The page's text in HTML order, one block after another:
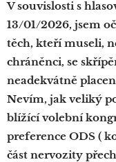
V souvislosti s
13/01/2026, jsem
těch, kteří museli,
chráněnci, se
neadekvátně
Nevím, jak veliký
blížící volební
preference ODS (
část nervozity